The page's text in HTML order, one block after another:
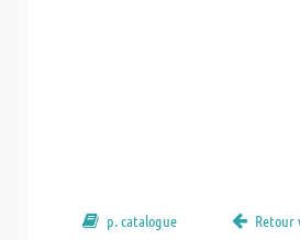
p. catalogue Retour